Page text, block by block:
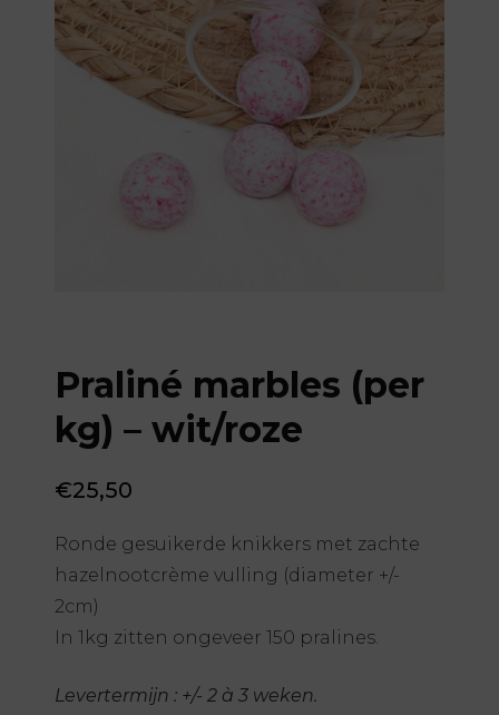
Praliné marbles (per
kg) – wit/roze
€25,50
Ronde gesuikerde knikkers met zachte
hazelnootcrème vulling (diameter +/-
2cm)
In 1kg zitten ongeveer 150 pralines.
Levertermijn : +/- 2 à 3 weken.